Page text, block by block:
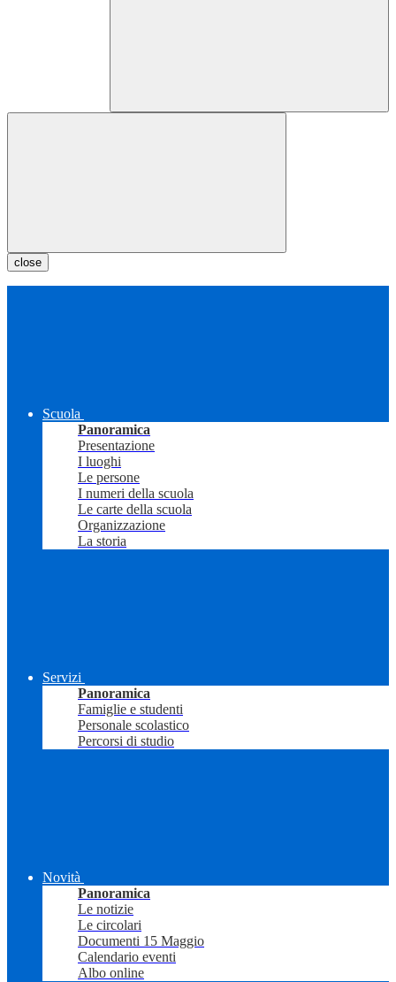
close
Scuola
Panoramica
Presentazione
I luoghi
Le persone
I numeri della scuola
Le carte della scuola
Organizzazione
La storia
Servizi
Panoramica
Famiglie e studenti
Personale scolastico
Percorsi di studio
Novità
Panoramica
Le notizie
Le circolari
Documenti 15 Maggio
Calendario eventi
Albo online